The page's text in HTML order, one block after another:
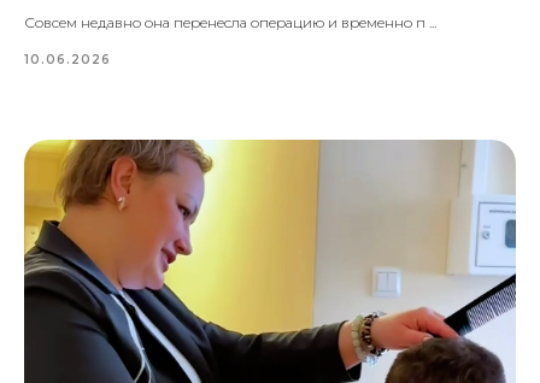
Совсем недавно она перенесла операцию и временно п ...
10.06.2026